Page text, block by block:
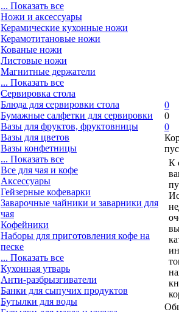
... Показать все
Ножи и аксессуары
Керамические кухонные ножи
Керамотитановые ножи
Кованые ножи
Листовые ножи
Магнитные держатели
... Показать все
Сервировка стола
Блюда для сервировки стола
Бумажные салфетки для сервировки
Вазы для фруктов, фруктовницы
Вазы для цветов
Вазы конфетницы
... Показать все
Все для чая и кофе
Аксессуары
Гейзерные кофеварки
Заварочные чайники и заварники для
чая
Кофейники
Наборы для приготовления кофе на
песке
... Показать все
Кухонная утварь
Анти-разбрызгиватели
Банки для сыпучих продуктов
Бутылки для воды
0
0
0
К